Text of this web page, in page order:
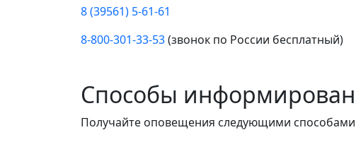
8 (39561) 5-61-61
8-800-301-33-53(звонок по России бесплатный)
Способы
Получайте оповещения следующими